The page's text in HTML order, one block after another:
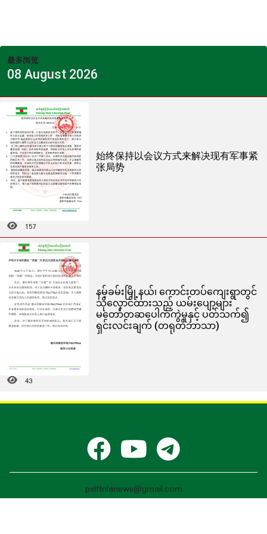
最多浏览
08 August 2026
始终保持以会议方式来解决现有军事紧
张局势
157
နမ့်ခမ်းမြို့နယ်၊ ကောင်းတပ်ကျေးရွာတွင်
သိုလှောင်ထားသည့် ယမ်းပျော့များ
မတော်တဆပေါက်ကွဲမှုနှင့် ပတ်သက်၍
ရှင်းလင်းချက် (တရုတ်ဘာသာ)
43
pslftnlanews@gmail.com